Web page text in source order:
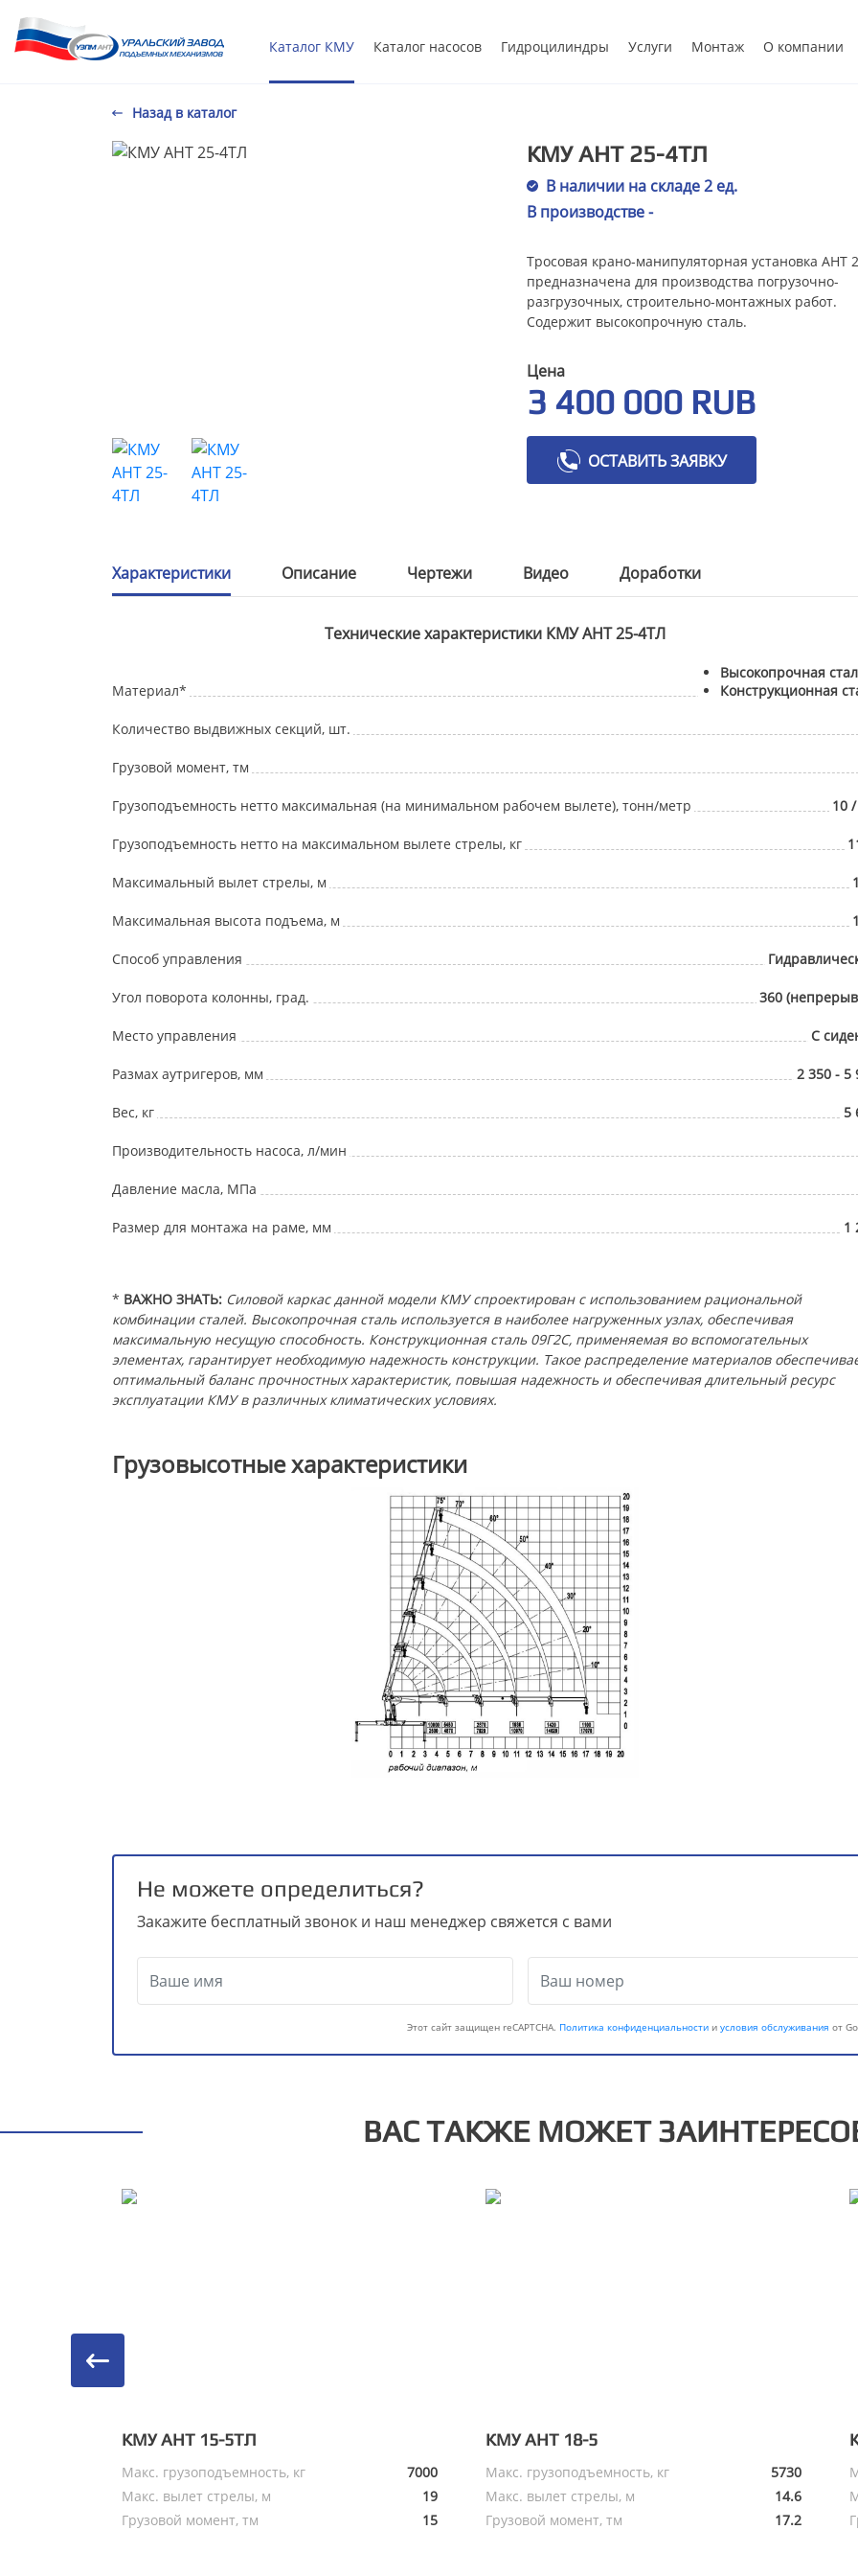
Каталог КМУ Каталог насосов Гидроцилиндры Услуги Монтаж О компании
Назад в каталог
КМУ АНТ 25-4ТЛ
В наличии на складе 2 ед.
В производстве -
Тросовая крано-манипуляторная установка АНТ
предназначена для производства погрузочно-
разгрузочных, строительно-монтажных работ.
Содержит высокопрочную сталь.
Цена
3 400 000 RUB
ОСТАВИТЬ ЗАЯВКУ
Характеристики Описание Чертежи Видео Доработки
Технические характеристики КМУ АНТ 25-4ТЛ
Материал*
Высокопрочная
Конструкционная
Количество выдвижных секций, шт.
Грузовой момент, тм
Грузоподъемность нетто максимальная (на минимальном рабочем вылете), тонн/метр 10
Грузоподъемность нетто на максимальном вылете стрелы, кг
Максимальный вылет стрелы, м
Максимальная высота подъема, м
Способ управления
Угол поворота колонны, град. 360
Место управления С
Размах аутригеров, мм 2 350 - 5
Вес, кг 5
Производительность насоса, л/мин
Давление масла, МПа
Размер для монтажа на раме, мм 1
* ВАЖНО ЗНАТЬ: Силовой каркас данной модели КМУ спроектирован с использованием рациональной
комбинации сталей. Высокопрочная сталь используется в наиболее нагруженных узлах, обеспечивая
максимальную несущую способность. Конструкционная сталь 09Г2С, применяемая во вспомогательных
элементах, гарантирует необходимую надежность конструкции. Такое распределение материалов
оптимальный баланс прочностных характеристик, повышая надежность и обеспечивая длительный ресурс
эксплуатации КМУ в различных климатических условиях.
Грузовысотные характеристики
Не можете определиться?
Закажите бесплатный звонок и наш менеджер свяжется с вами
Этот сайт защищен reCAPTCHA. Политика конфиденциальности и условия обслуживания от
ВАС ТАКЖЕ МОЖЕТ
КМУ АНТ 15-5ТЛ
Макс. грузоподъемность, кг
7000
Макс. вылет стрелы, м
19
Грузовой момент, тм
15
КМУ АНТ 18-5
Макс. грузоподъемность, кг
5730
Макс. вылет стрелы, м
14.6
Грузовой момент, тм
17.2